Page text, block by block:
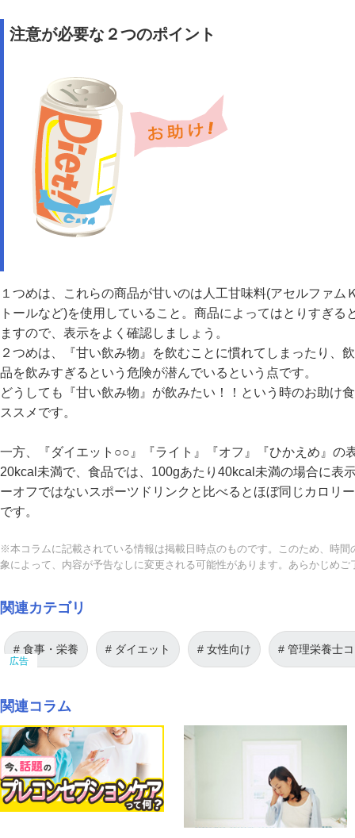
注意が必要な２つのポイント
１つめは、これらの商品が甘いのは人工甘味料(アセルファム
トールなど)を使用していること。商品によってはとりすぎる
ますので、表示をよく確認しましょう。
２つめは、『甘い飲み物』を飲むことに慣れてしまったり、
品を飲みすぎるという危険が潜んでいるという点です。
どうしても『甘い飲み物』が飲みたい！！という時のお助け
ススメです。
一方、『ダイエット○○』『ライト』『オフ』『ひかえめ』の
20kcal未満で、食品では、100gあたり40kcal未満の場合に表
ーオフではないスポーツドリンクと比べるとほぼ同じカロリ
です。
※本コラムに記載されている情報は掲載日時点のものです。このため、時
象によって、内容が予告なしに変更される可能性があります。あらかじめご
関連カテゴリ
食事・栄養 ダイエット 女性向け 管理栄養士
関連コラム